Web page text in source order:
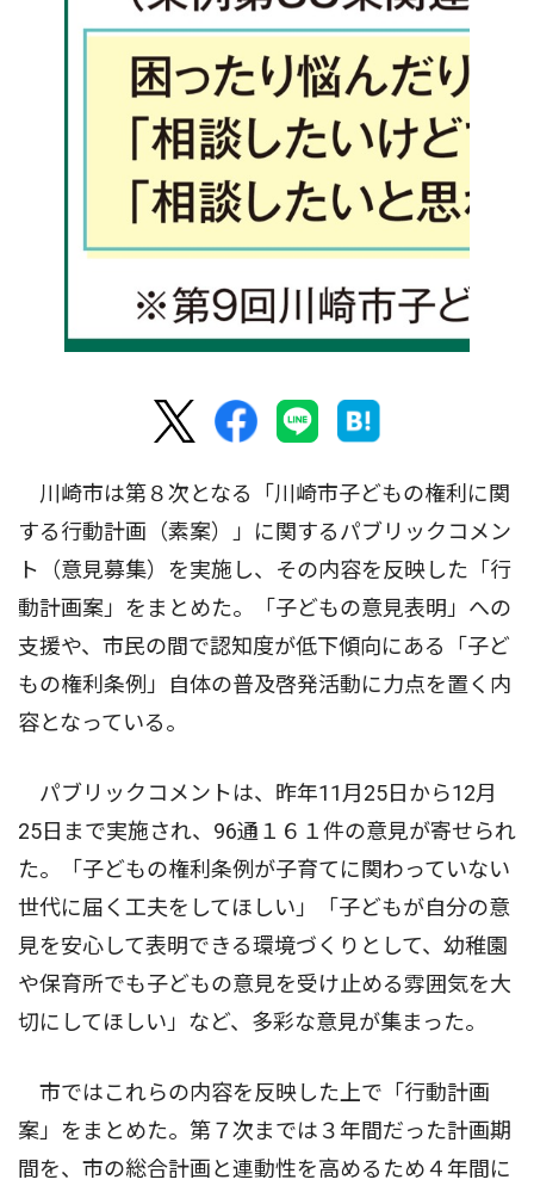
川崎市は第８次となる「川崎市子どもの権利に関
する行動計画（素案）」に関するパブリックコメン
ト（意見募集）を実施し、その内容を反映した「行
動計画案」をまとめた。「子どもの意見表明」への
支援や、市民の間で認知度が低下傾向にある「子ど
もの権利条例」自体の普及啓発活動に力点を置く内
容となっている。
パブリックコメントは、昨年11月25日から12月
25日まで実施され、96通１６１件の意見が寄せられ
た。「子どもの権利条例が子育てに関わっていない
世代に届く工夫をしてほしい」「子どもが自分の意
見を安心して表明できる環境づくりとして、幼稚園
や保育所でも子どもの意見を受け止める雰囲気を大
切にしてほしい」など、多彩な意見が集まった。
市ではこれらの内容を反映した上で「行動計画
案」をまとめた。第７次までは３年間だった計画期
間を、市の総合計画と連動性を高めるため４年間に